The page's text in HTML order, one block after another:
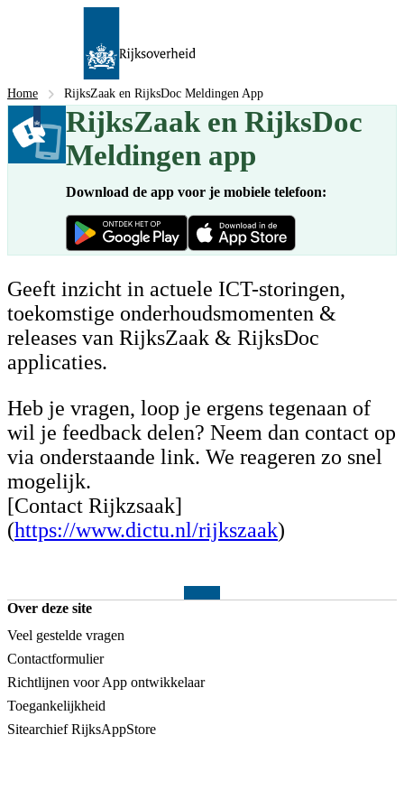
Home RijksZaak en RijksDoc Meldingen App
RijksZaak en RijksDoc
Meldingen app
Download de app voor je mobiele telefoon:
Geeft inzicht in actuele ICT-storingen,
toekomstige onderhoudsmomenten &
releases van RijksZaak & RijksDoc
applicaties.
Heb je vragen, loop je ergens tegenaan of
wil je feedback delen? Neem dan contact op
via onderstaande link. We reageren zo snel
mogelijk.
[Contact Rijkzsaak]
(https://www.dictu.nl/rijkszaak)
Over deze site
Veel gestelde vragen
Contactformulier
Richtlijnen voor App ontwikkelaar
Toegankelijkheid
Sitearchief RijksAppStore